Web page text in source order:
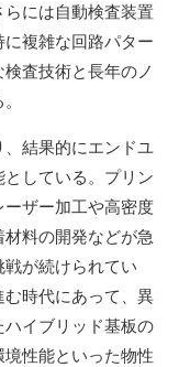
には自動検査装置
複雑な回路パター
査技術と長年のノ
結果的にエンドユ
している。プリン
ーザー加工や高密度
料の開発などが急
が続けられてい
時代にあって、異
イブリッド基板の
性能といった物性